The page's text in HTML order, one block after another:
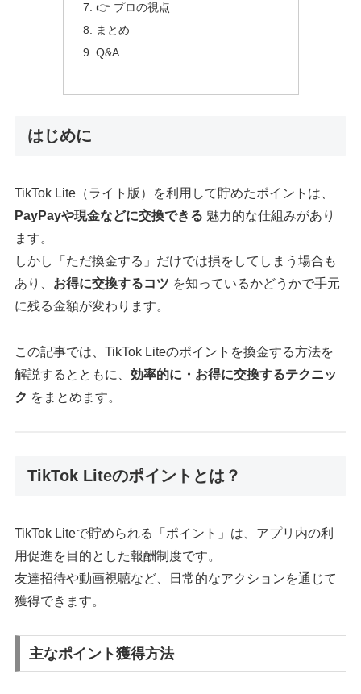
👉 プロの視点
まとめ
Q&A
はじめに
TikTok Lite（ライト版）を利用して貯めたポイントは、
PayPayや現金などに交換できる 魅力的な仕組みがあり
ます。
しかし「ただ換金する」だけでは損をしてしまう場合も
あり、 お得に交換するコツ を知っているかどうかで手元
に残る金額が変わります。
この記事では、TikTok Liteのポイントを換金する方法を
解説するとともに、効率的に・お得に交換するテクニッ
ク をまとめます。
TikTok Liteのポイントとは？
TikTok Liteで貯められる「ポイント」は、アプリ内の利
用促進を目的とした報酬制度です。
友達招待や動画視聴など、日常的なアクションを通じて
獲得できます。
主なポイント獲得方法